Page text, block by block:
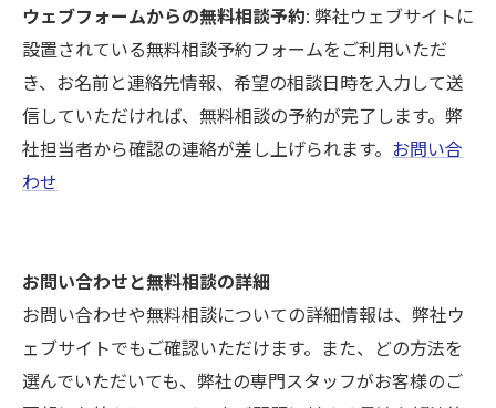
ウェブフォームからの無料相談予約: 弊社ウェブサイトに
設置されている無料相談予約フォームをご利用いただ
き、お名前と連絡先情報、希望の相談日時を入力して送
信していただければ、無料相談の予約が完了します。弊
社担当者から確認の連絡が差し上げられます。 お問い合
わせ
お問い合わせと無料相談の詳細
お問い合わせや無料相談についての詳細情報は、弊社ウ
ェブサイトでもご確認いただけます。また、どの方法を
選んでいただいても、弊社の専門スタッフがお客様のご